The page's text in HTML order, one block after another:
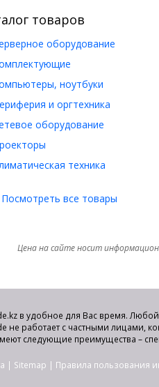
товаров
оборудование
ноутбуки
и оргтехника
оборудование
техника
Посмотреть все товары
Цена на сайте носит
в удобное для Вас время.
не работает с частными лицами,
следующие преимущества –
| Sitemap | Правила пользования